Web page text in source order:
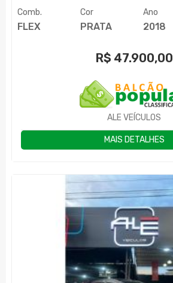
Comb.
FLEX
Cor
PRATA
Ano
2018
R$ 47.900,00
ALE VEÍCULOS
MAIS DETALHES